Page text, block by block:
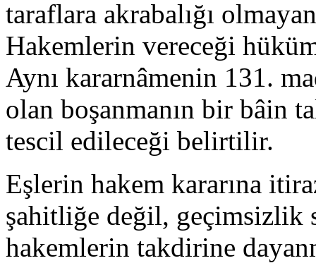
taraflara akrabalığı
Hakemlerin vereceği
Aynı kararnâmenin 131.
olan boşanmanın bir bâin
tescil edileceği belirtilir.
Eşlerin hakem kararına
şahitliğe değil, geçimsizlik
hakemlerin takdirine